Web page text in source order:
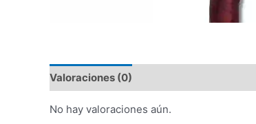
Valoraciones (0)
No hay valoraciones aún.